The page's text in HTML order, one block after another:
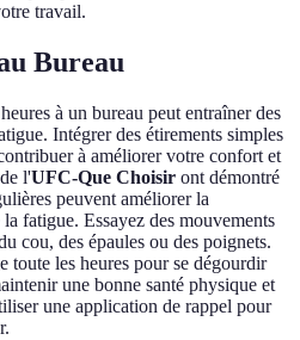
travail.
Bureau
à un bureau peut entraîner des
Intégrer des étirements simples
à améliorer votre confort et
l'UFC-Que Choisir ont démontré
peuvent améliorer la
fatigue. Essayez des mouvements
cou, des épaules ou des poignets.
toute les heures pour se dégourdir
une bonne santé physique et
une application de rappel pour